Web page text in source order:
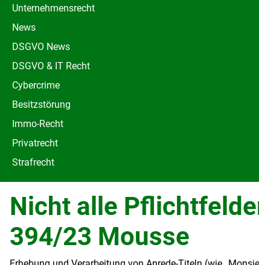
Unternehmensrecht
News
DSGVO News
DSGVO & IT Recht
Cybercrime
Besitzstörung
Immo-Recht
Privatrecht
Strafrecht
Nicht alle
394/23 Mousse